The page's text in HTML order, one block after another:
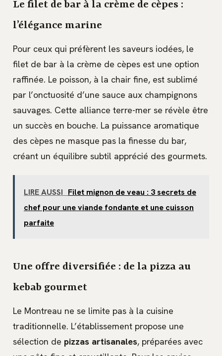
Le filet de bar à la crème de cèpes :
l’élégance marine
Pour ceux qui préfèrent les saveurs iodées, le
filet de bar à la crème de cèpes est une option
raffinée. Le poisson, à la chair fine, est sublimé
par l’onctuosité d’une sauce aux champignons
sauvages. Cette alliance terre-mer se révèle être
un succès en bouche. La puissance aromatique
des cèpes ne masque pas la finesse du bar,
créant un équilibre subtil apprécié des gourmets.
LIRE AUSSI Filet mignon de veau : 3 secrets de
chef pour une viande fondante et une cuisson
parfaite
Une offre diversifiée : de la pizza au
kebab gourmet
Le Montreau ne se limite pas à la cuisine
traditionnelle. L’établissement propose une
sélection de pizzas artisanales, préparées avec